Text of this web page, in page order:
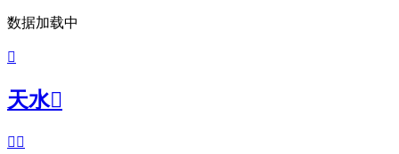
数据加载中

天水
 